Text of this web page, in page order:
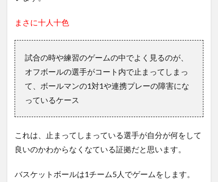
まさに十人十色
試合の時や練習のゲームの中でよく見るのが、
オフボールの選手がコート内で止まってしまっ
て、ボールマンの1対1や連携プレーの障害にな
っているケース
これは、止まってしまっている選手が自分が何をして
良いのかわからなくなている証拠だと思います。
バスケットボールは1チーム5人でゲームをします。